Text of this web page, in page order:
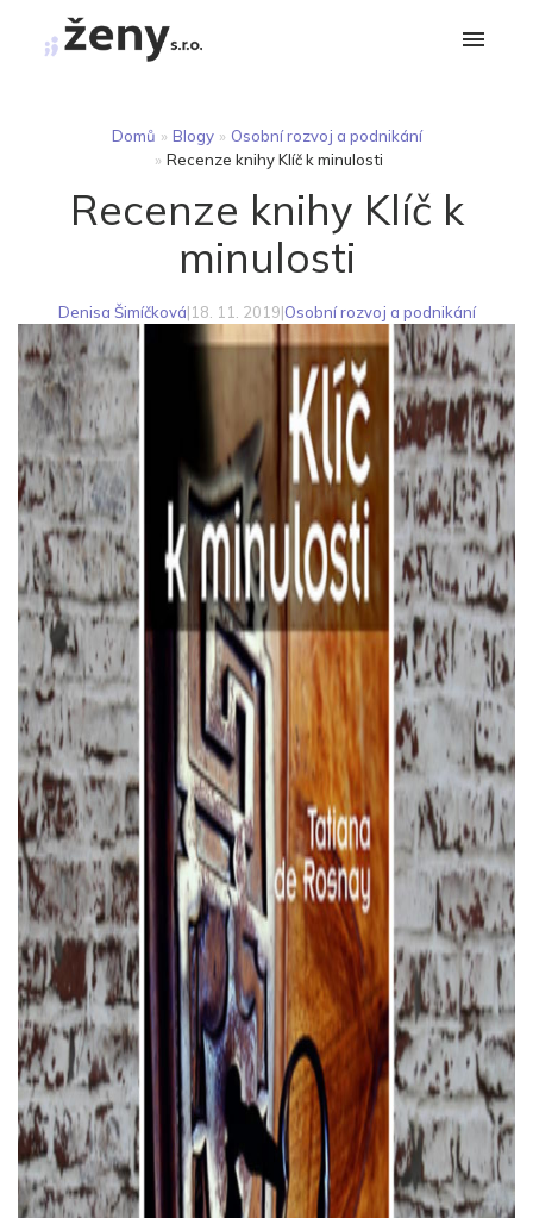
Domů » Blogy » Osobní rozvoj a podnikání
» Recenze knihy Klíč k minulosti
Recenze knihy Klíč k
minulosti
Denisa Šimíčková|18. 11. 2019|Osobní rozvoj a podnikání